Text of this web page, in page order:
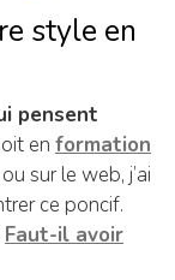
style en
pensent
en formation
sur le web, j’ai
ce poncif.
Faut-il avoir